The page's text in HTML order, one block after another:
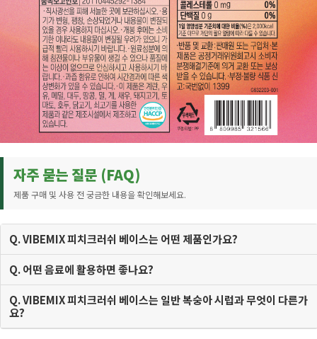
자주 묻는 질문 (FAQ)
제품 구매 및 사용 전 궁금한 내용을 확인해보세요.
Q. VIBEMIX 피치크러쉬 베이스는 어떤 제품인가요?
Q. 어떤 음료에 활용하면 좋나요?
Q. VIBEMIX 피치크러쉬 베이스는 일반 복숭아 시럽과 무엇이 다른가
요?